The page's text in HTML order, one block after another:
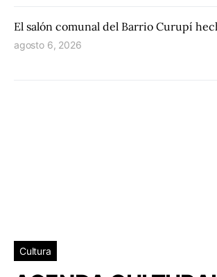
El salón comunal del Barrio Curupí
agosto 6, 2026
Cultura